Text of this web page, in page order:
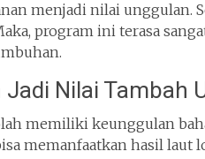
menjadi nilai unggulan.
program ini terasa
Nilai Tambah
memiliki keunggulan
memanfaatkan hasil laut